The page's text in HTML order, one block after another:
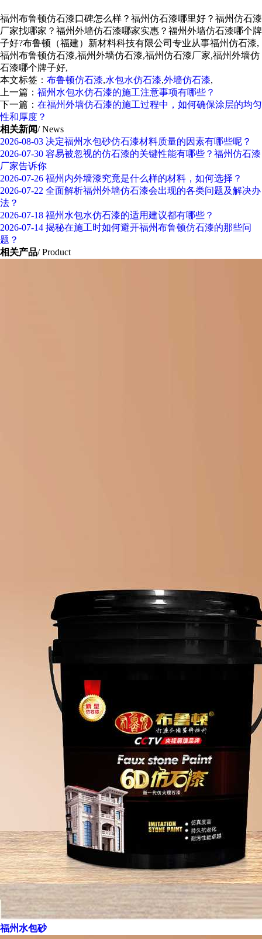
福州布鲁顿仿石漆口碑怎么样？福州仿石漆哪里好？福州仿石漆
厂家找哪家？福州外墙仿石漆哪家实惠？福州外墙仿石漆哪个牌
子好?布鲁顿（福建）新材料科技有限公司专业从事福州仿石漆,
福州布鲁顿仿石漆,福州外墙仿石漆,福州仿石漆厂家,福州外墙仿
石漆哪个牌子好,
本文标签： 布鲁顿仿石漆,水包水仿石漆,外墙仿石漆,
上一篇： 福州水包水仿石漆的施工注意事项有哪些？
下一篇： 在福州外墙仿石漆的施工过程中，如何确保涂层的均匀
性和厚度？
相关新闻/ News
2026-08-03 决定福州水包砂仿石漆材料质量的因素有哪些呢？
2026-07-30 容易被忽视的仿石漆的关键性能有哪些？福州仿石漆
厂家告诉你
2026-07-26 福州内外墙漆究竟是什么样的材料，如何选择？
2026-07-22 全面解析福州外墙仿石漆会出现的各类问题及解决办
法？
2026-07-18 福州水包水仿石漆的适用建议都有哪些？
2026-07-14 揭秘在施工时如何避开福州布鲁顿仿石漆的那些问
题？
相关产品/ Product
福州水包砂